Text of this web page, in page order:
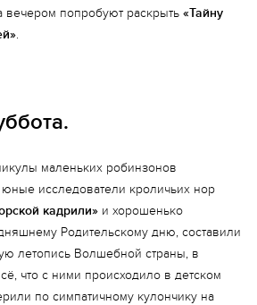
попробуют раскрыть «Тайну
.
маленьких робинзонов
исследователи кроличьих нор
кадрили» и хорошенько
Родительскому дню, составили
летопись Волшебной страны, в
что с ними происходило в детском
по симпатичному кулончику на